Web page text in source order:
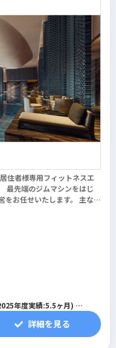
住者様専用フィットネスエ
最先端のジムマシンをはじ
をお任せいたします。 主な業
年度実績:5.5ヶ月)
ヶ月分で計算）
詳細を見る